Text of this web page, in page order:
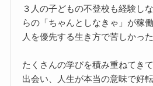
３人の子どもの不登校も経験し
らの「ちゃんとしなきゃ」が稼
人を優先する生き方で苦しかった
たくさんの学びを積み重ねてき
出会い、人生が本当の意味で好転